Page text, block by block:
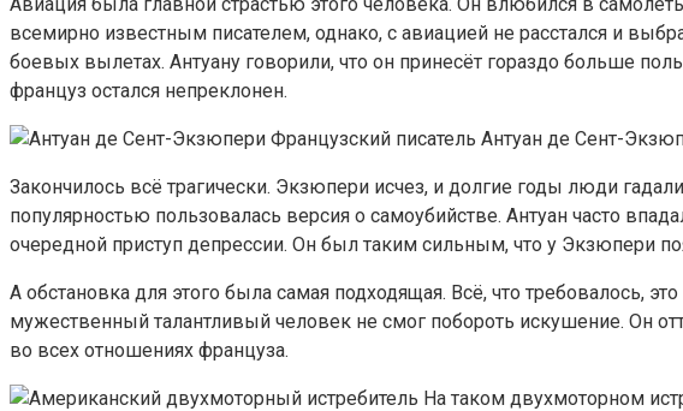
всемирно известным писателем, однако, с авиацией не расстался и
боевых вылетах. Антуану говорили, что он принесёт гораздо больше
француз остался непреклонен.
Французский писатель Антуан де Сент-
Закончилось всё трагически. Экзюпери исчез, и долгие годы люди
популярностью пользовалась версия о самоубийстве. Антуан часто
очередной приступ депрессии. Он был таким сильным, что у Экзюпери
А обстановка для этого была самая подходящая. Всё, что требовалось,
мужественный талантливый человек не смог побороть искушение. Он
во всех отношениях француза.
На таком двухмоторном